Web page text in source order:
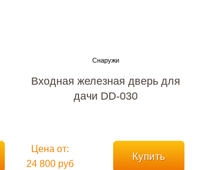
Входная железная дверь для
дачи DD-030
Цена от:
24 800 руб
Купить